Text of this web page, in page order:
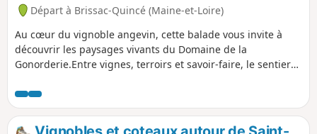
Départ à Brissac-Quincé (Maine-et-Loire)
Au cœur du vignoble angevin, cette balade vous invite à
découvrir les paysages vivants du Domaine de la
Gonorderie.Entre vignes, terroirs et savoir-faire, le sentier
grands y trouveront leur bonheur, grâce à un jeu de piste
ludique pour les enfants.Un moment de partage, entre
nature, patrimoine et passion du vin.